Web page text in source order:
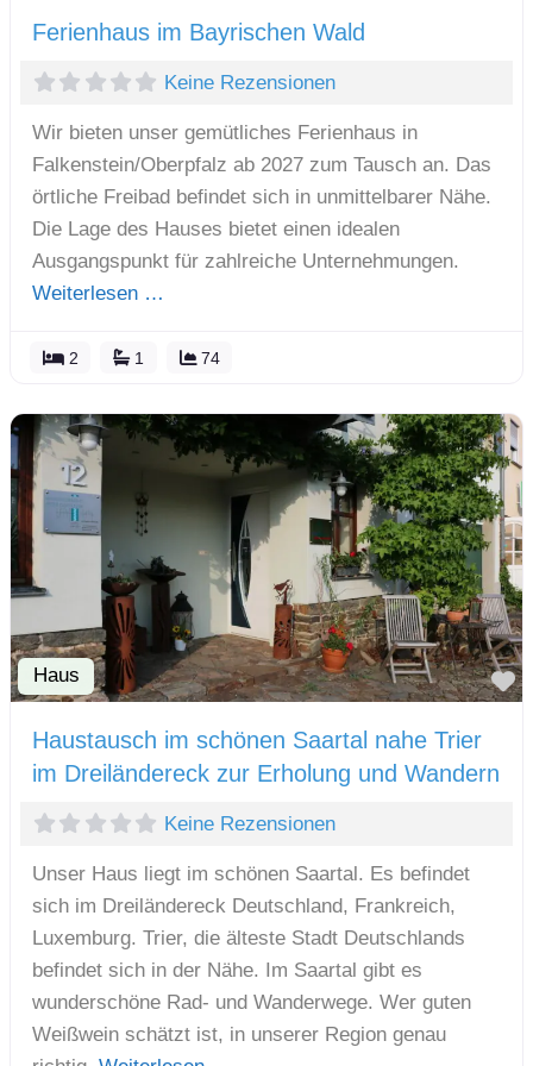
Ferienhaus im Bayrischen Wald
Keine Rezensionen
Wir bieten unser gemütliches Ferienhaus in
Falkenstein/Oberpfalz ab 2027 zum Tausch an. Das
örtliche Freibad befindet sich in unmittelbarer Nähe.
Die Lage des Hauses bietet einen idealen
Ausgangspunkt für zahlreiche Unternehmungen.
Weiterlesen …
2 1 74
Haus
Haustausch im schönen Saartal nahe Trier
im Dreiländereck zur Erholung und Wandern
Keine Rezensionen
Unser Haus liegt im schönen Saartal. Es befindet
sich im Dreiländereck Deutschland, Frankreich,
Luxemburg. Trier, die älteste Stadt Deutschlands
befindet sich in der Nähe. Im Saartal gibt es
wunderschöne Rad- und Wanderwege. Wer guten
Weißwein schätzt ist, in unserer Region genau